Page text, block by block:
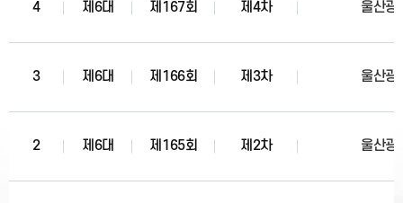
4 제6대 제167회 제4차 울산광
3 제6대 제166회 제3차 울산광
2 제6대 제165회 제2차 울산광